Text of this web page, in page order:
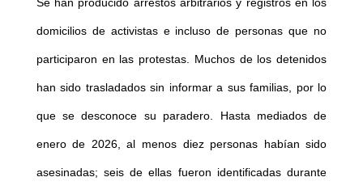
Se han producido arrestos arbitrarios y registros en los
domicilios de activistas e incluso de personas que no
participaron en las protestas. Muchos de los detenidos
han sido trasladados sin informar a sus familias, por lo
que se desconoce su paradero. Hasta mediados de
enero de 2026, al menos diez personas habían sido
asesinadas; seis de ellas fueron identificadas durante